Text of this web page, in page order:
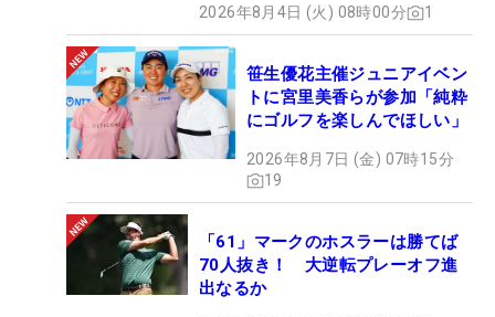
2026年8月4日 (火) 08時00分 1
笹生優花主催ジュニアイベン
トに宮里美香らが参加「純粋
にゴルフを楽しんでほしい」
2026年8月7日 (金) 07時15分
19
「61」マークのホスラーは勝てば
70人抜き！ 大逆転プレーオフ進
出なるか